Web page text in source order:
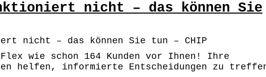
nicht – das können Sie
nicht – das können Sie tun – CHIP
Flex wie schon 164 Kunden vor Ihnen! Ihre
helfen, informierte Entscheidungen zu